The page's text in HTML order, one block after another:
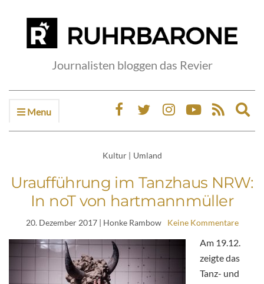
Journalisten bloggen das Revier
Menu
Kultur | Umland
Uraufführung im Tanzhaus NRW:
In noT von hartmannmüller
20. Dezember 2017| Honke Rambow Keine Kommentare
Am 19.12.
zeigte das
Tanz- und